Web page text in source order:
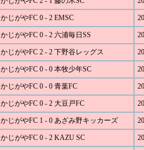
かじがやFC 0 - 2 EMSC
かじがやFC 0 - 2 六浦毎日SS
かじがやFC 2 - 2 下野谷レッグス
かじがやFC 0 - 0 本牧少年SC
かじがやFC 0 - 0 青葉FC
かじがやFC 0 - 2 大豆戸FC
かじがやFC 1 - 0 あざみ野キッカーズ
かじがやFC 0 - 2 KAZU SC